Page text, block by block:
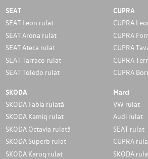
SEAT
SEAT Leon rulat
SEAT Arona rulat
SEAT Ateca rulat
SEAT Tarraco rulat
SEAT Toledo rulat
CUPRA
CUPRA
CUPRA
CUPRA
CUPRA
CUPRA
SKODA
SKODA Fabia rulată
SKODA Kamiq rulat
SKODA Octavia rulată
SKODA Superb rulat
SKODA Karoq rulat
Marci
VW rulat
Audi rulat
SEAT rulat
CUPRA
SKODA